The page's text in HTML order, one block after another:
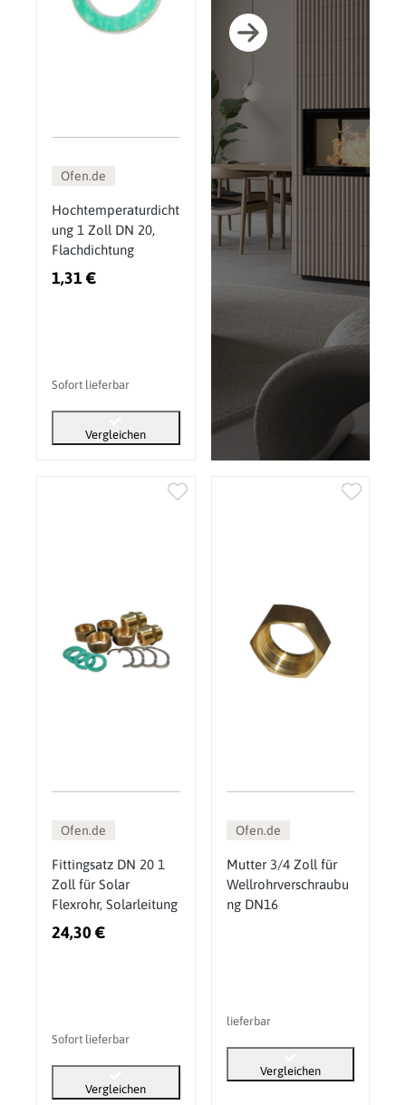
Ofen.de
Hochtemperaturdicht
ung 1 Zoll DN 20,
Flachdichtung
1,31 €
Sofort lieferbar
Vergleichen
Ofen.de
Fittingsatz DN 20 1
Zoll für Solar
Flexrohr, Solarleitung
24,30 €
Sofort lieferbar
Vergleichen
Ofen.de
Mutter 3/4 Zoll für
Wellrohrverschraubu
ng DN16
lieferbar
Vergleichen